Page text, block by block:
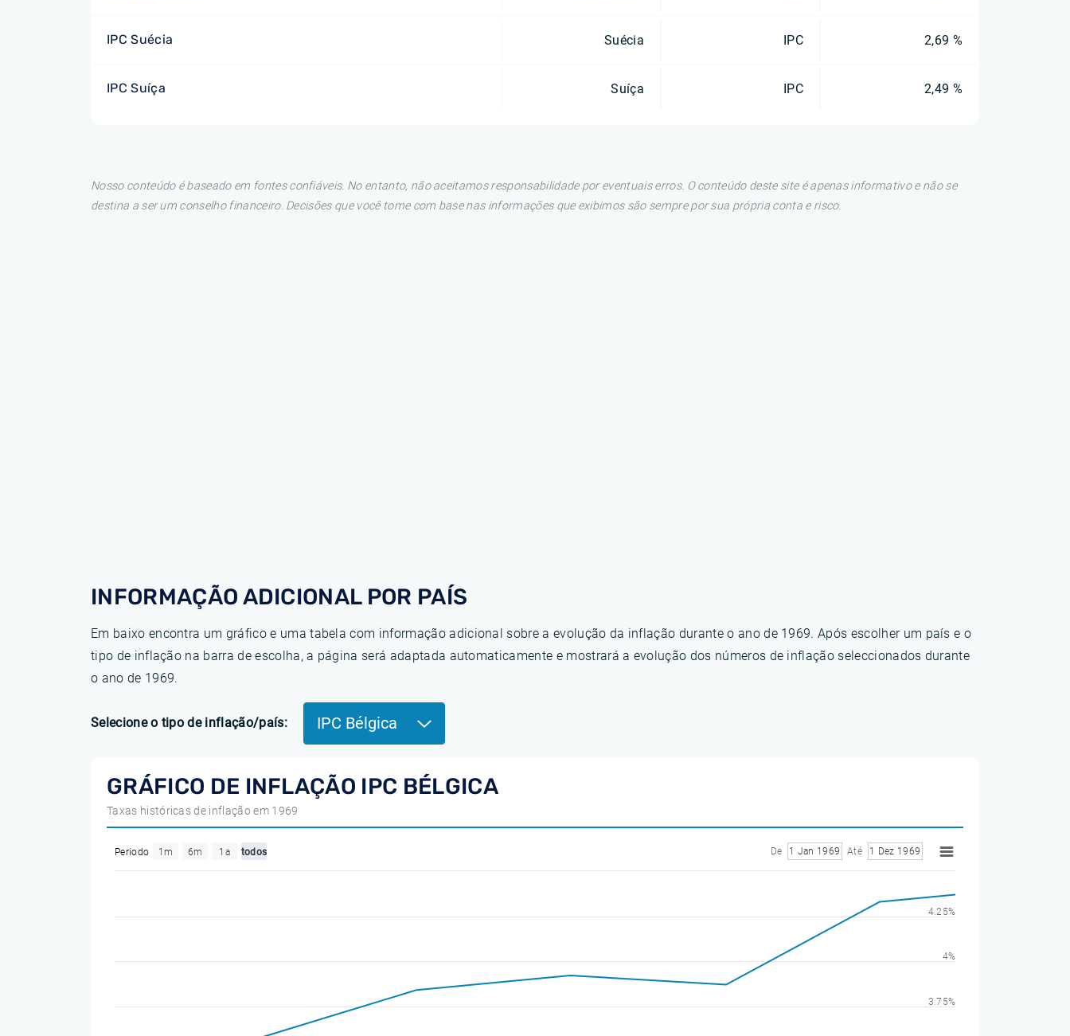
IPC Suécia Suécia IPC 2,69 %
IPC Suíça Suíça IPC 2,49 %
Nosso conteúdo é baseado em fontes confiáveis. No entanto, não aceitamos responsabilidade por eventuais erros. O conteúdo deste site é apenas informativo e não se
destina a ser um conselho financeiro. Decisões que você tome com base nas informações que exibimos são sempre por sua própria conta e risco.
INFORMAÇÃO ADICIONAL POR PAÍS
Em baixo encontra um gráfico e uma tabela com informação adicional sobre a evolução da inflação durante o ano de 1969. Após escolher um país e o
tipo de inflação na barra de escolha, a página será adaptada automaticamente e mostrará a evolução dos números de inflação seleccionados durante
o ano de 1969.
Selecione o tipo de inflação/país: IPC Bélgica
GRÁFICO DE INFLAÇÃO IPC BÉLGICA
Taxas históricas de inflação em 1969
Periodo 1m 6m 1a todos De 1 Jan 1969 Até 1 Dez 1969
3.75%
4%
4.25%